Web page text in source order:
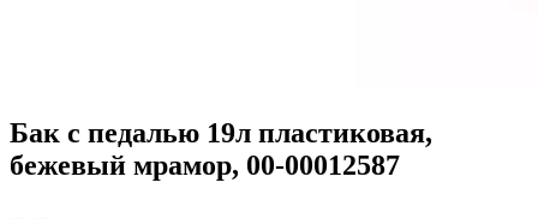
Бак с педалью 19л пластиковая,
бежевый мрамор, 00-00012587